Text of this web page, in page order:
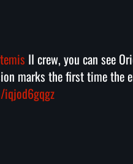
II crew, you can see
marks the first time the